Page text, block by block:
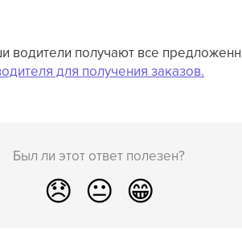
водители получают все
для получения заказов.
Был ли этот ответ полезен?
😞 😐 😁